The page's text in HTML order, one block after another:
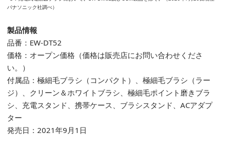
パナソニック社調べ）
製品情報
品番：EW-DT52
価格：オープン価格（価格は販売店にお問い合わせくださ
い。）
付属品：極細毛ブラシ（コンパクト）、極細毛ブラシ（ラー
ジ）、クリーン＆ホワイトブラシ、極細毛ポイント磨きブラ
シ、充電スタンド、携帯ケース、ブラシスタンド、ACアダプ
ター
発売日：2021年9月1日